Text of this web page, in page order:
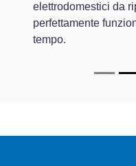
elettrodomestici da
perfettamente
tempo.